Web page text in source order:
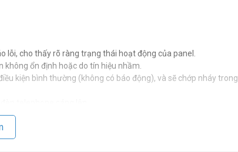
lỗi, cho thấy rõ ràng trạng thái hoạt động của panel.
ổn định hoặc do tín hiệu nhầm.
kiện bình thường (không có báo động), và sẽ chớp nháy trong